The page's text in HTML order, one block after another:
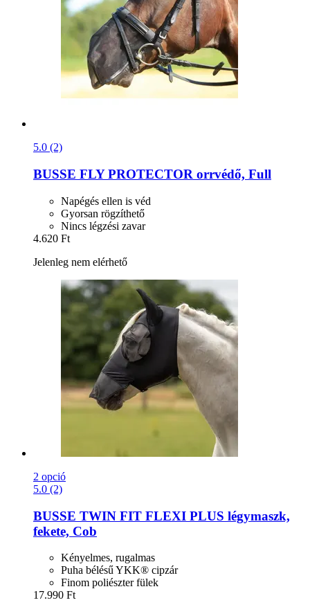
5.0 (2)
BUSSE FLY PROTECTOR orrvédő, Full
Napégés ellen is véd
Gyorsan rögzíthető
Nincs légzési zavar
4.620 Ft
Jelenleg nem elérhető
2 opció
5.0 (2)
BUSSE TWIN FIT FLEXI PLUS légymaszk,
fekete, Cob
Kényelmes, rugalmas
Puha bélésű YKK® cipzár
Finom poliészter fülek
17.990 Ft